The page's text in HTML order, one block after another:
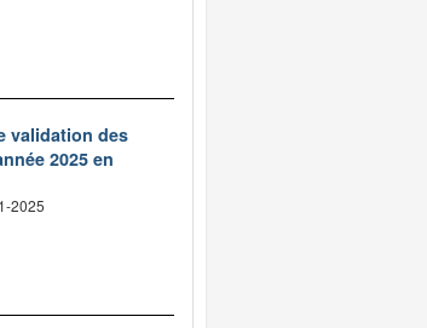
validation des
2025 en
2025